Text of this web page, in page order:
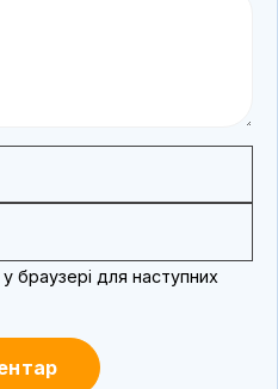
браузері для наступних